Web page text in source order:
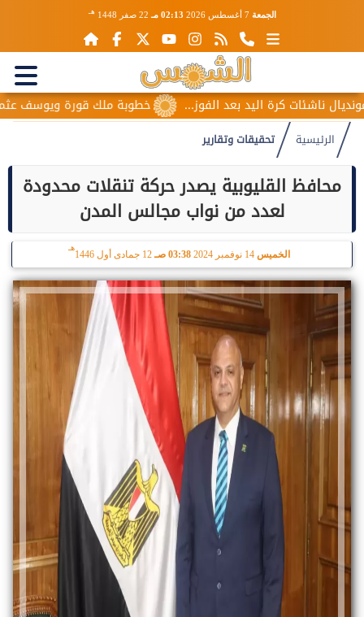
الجمعة 7 أغسطس 2026 02:13 مـ 22 صفر 1448 هـ
خطوبة ملك قورة ويوسف عثمان.. كرة اليد بعد الفوز...
الرئيسية تحقيقات وتقارير
محافظ القليوبية يصدر حركة تنقلات محدودة
لعدد من نواب مجالس المدن
الخميس 14 نوفمبر 2024 03:38 صـ 12 جمادى أول 1446
هـ